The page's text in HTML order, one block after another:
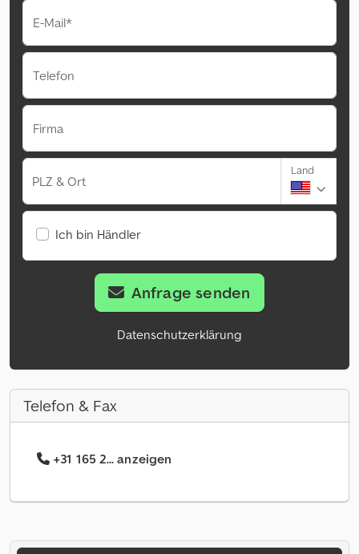
E-Mail*
Telefon
Firma
PLZ & Ort
Land
Ich bin Händler
Anfrage senden
Datenschutzerklärung
Telefon & Fax
+31 165 2... anzeigen